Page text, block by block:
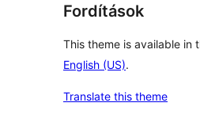
Fordítások
This theme is available in
English (US).
Translate this theme